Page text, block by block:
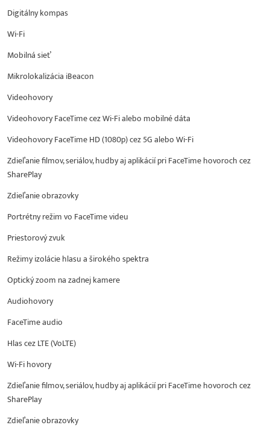
Digitálny kompas
Wi-Fi
Mobilná sieť
Mikrolokalizácia iBeacon
Videohovory
Videohovory FaceTime cez Wi-Fi alebo mobilné dáta
Videohovory FaceTime HD (1080p) cez 5G alebo Wi-Fi
Zdieľanie filmov, seriálov, hudby aj aplikácií pri FaceTime hovoroch cez
SharePlay
Zdieľanie obrazovky
Portrétny režim vo FaceTime videu
Priestorový zvuk
Režimy izolácie hlasu a širokého spektra
Optický zoom na zadnej kamere
Audiohovory
FaceTime audio
Hlas cez LTE (VoLTE)
Wi-Fi hovory
Zdieľanie filmov, seriálov, hudby aj aplikácií pri FaceTime hovoroch cez
SharePlay
Zdieľanie obrazovky